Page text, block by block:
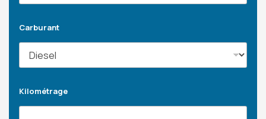
Carburant
Kilométrage